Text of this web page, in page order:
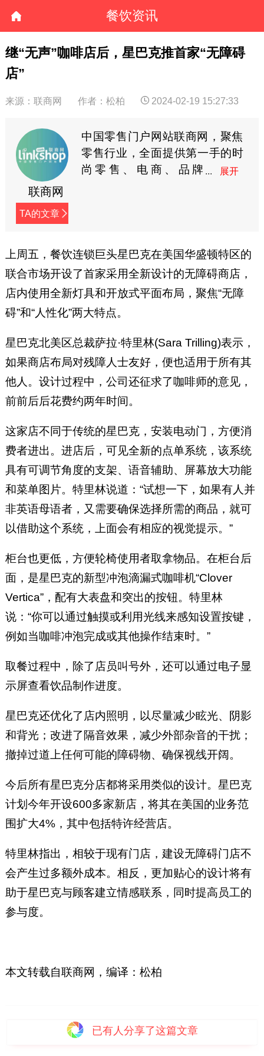
餐饮资讯
继“无声”咖啡店后，星巴克推首家“无障碍
店”
来源：联商网 作者：松柏 2024-02-19 15:27:33
联商网
TA的文章
中国零售门户网站联商网，聚焦
零售行业，全面提供第一手的时
尚零售、电商、品牌
上周五，餐饮连锁巨头星巴克在美国华盛顿特区的
联合市场开设了首家采用全新设计的无障碍商店，
店内使用全新灯具和开放式平面布局，聚焦“无障
碍”和“人性化”两大特点。
星巴克北美区总裁萨拉·特里林(Sara Trilling)表示，
如果商店布局对残障人士友好，便也适用于所有其
他人。设计过程中，公司还征求了咖啡师的意见，
前前后后花费约两年时间。
这家店不同于传统的星巴克，安装电动门，方便消
费者进出。进店后，可见全新的点单系统，该系统
具有可调节角度的支架、语音辅助、屏幕放大功能
和菜单图片。特里林说道：“试想一下，如果有人并
非英语母语者，又需要确保选择所需的商品，就可
以借助这个系统，上面会有相应的视觉提示。”
柜台也更低，方便轮椅使用者取拿物品。在柜台后
面，是星巴克的新型冲泡滴漏式咖啡机“Clover
Vertica”，配有大表盘和突出的按钮。特里林
说：“你可以通过触摸或利用光线来感知设置按键，
例如当咖啡冲泡完成或其他操作结束时。”
取餐过程中，除了店员叫号外，还可以通过电子显
示屏查看饮品制作进度。
星巴克还优化了店内照明，以尽量减少眩光、阴影
和背光；改进了隔音效果，减少外部杂音的干扰；
撤掉过道上任何可能的障碍物、确保视线开阔。
今后所有星巴克分店都将采用类似的设计。星巴克
计划今年开设600多家新店，将其在美国的业务范
围扩大4%，其中包括特许经营店。
特里林指出，相较于现有门店，建设无障碍门店不
会产生过多额外成本。相反，更加贴心的设计将有
助于星巴克与顾客建立情感联系，同时提高员工的
参与度。
本文转载自联商网，编译：松柏
已有 人分享了这篇文章